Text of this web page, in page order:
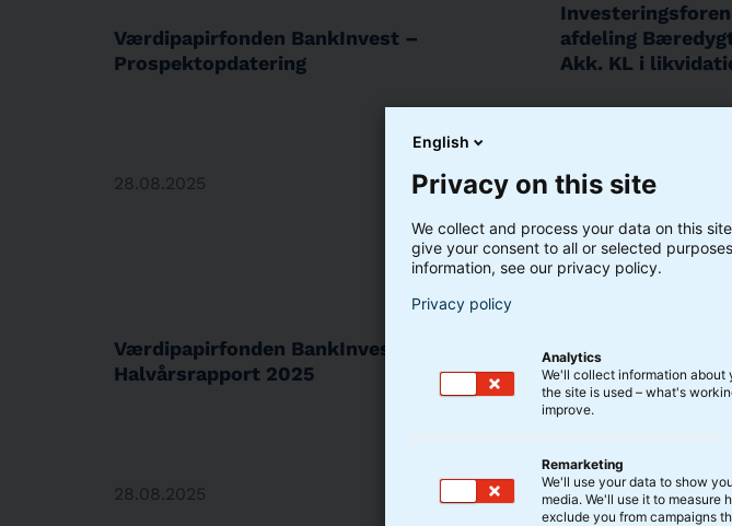
Værdipapirfonden BankInvest –
Prospektopdatering
afdeling
Akk. KL i
28.08.2025
Værdipapirfonden BankInvest –
Halvårsrapport 2025
28.08.2025
Select –
28.08.2025 27.08.2025
English
Privacy on this site
We collect and process your data on this
give your consent to all or selected
information, see our privacy policy.
Privacy policy
Analytics
We'll collect information about
the site is used – what's
improve.
Remarketing
We'll use your data to show
media. We'll use it to measure
exclude you from campaigns